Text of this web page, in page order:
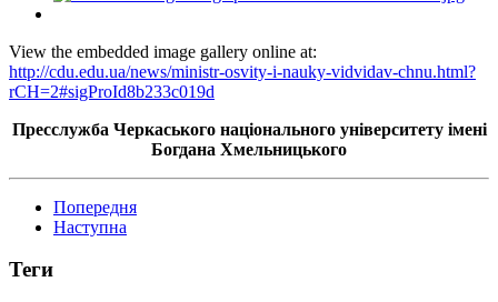
View the embedded image gallery online at:
http://cdu.edu.ua/news/ministr-osvity-i-nauky-vidvidav-chnu.html?
rCH=2#sigProId8b233c019d
Пресслужба Черкаського національного університету імені
Богдана Хмельницького
Попередня
Наступна
Теги